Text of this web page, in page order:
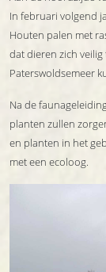
In februari volgend
Houten palen met
dat dieren zich
Paterswoldsemeer
Na de
planten zullen
en planten in het
met een ecoloog.